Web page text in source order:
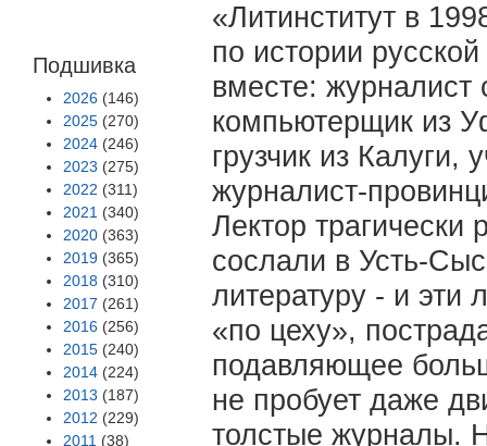
Подшивка
2026 (146)
2025 (270)
2024 (246)
2023 (275)
2022 (311)
2021 (340)
2020 (363)
2019 (365)
2018 (310)
2017 (261)
2016 (256)
2015 (240)
2014 (224)
2013 (187)
2012 (229)
2011 (38)
«Литинститут в
по истории
вместе: журналист
компьютерщик из
грузчик из Калуги,
журналист-
Лектор трагически
сослали в Усть-
литературу - и эти
«по цеху»,
подавляющее
не пробует даже
толстые журналы.